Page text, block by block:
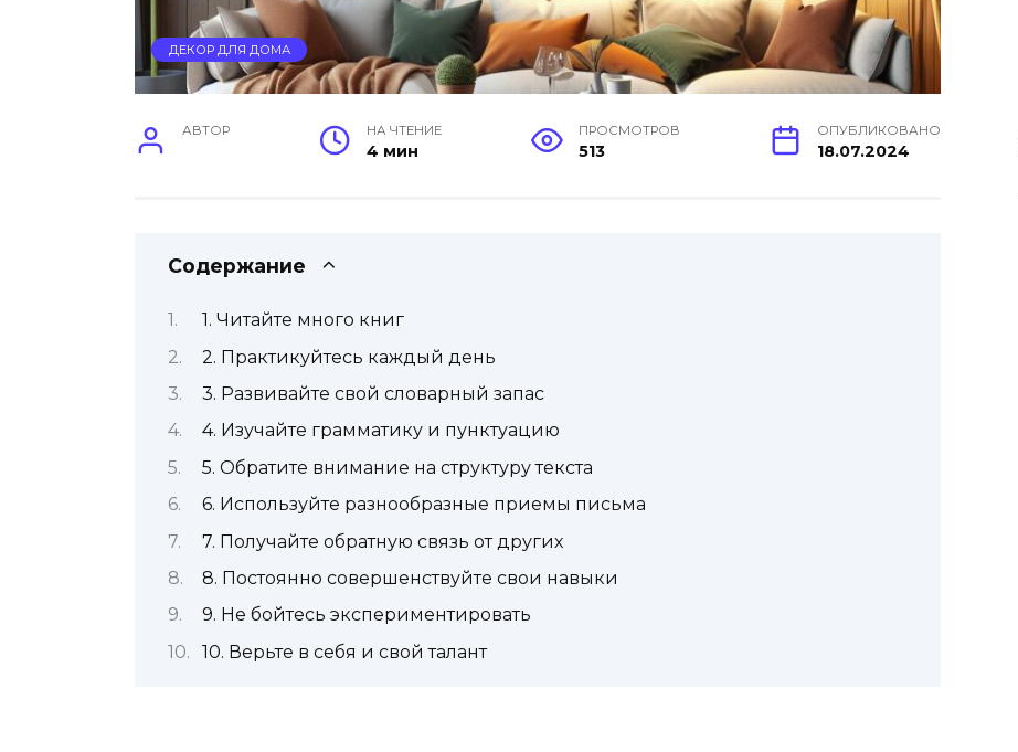
ДЕКОР ДЛЯ ДОМА
АВТОР НА ЧТЕНИЕ
4 мин
ПРОСМОТРОВ
513
ОПУБЛИКОВАНО
18.07.2024
Содержание
1. Читайте много книг
2. Практикуйтесь каждый день
3. Развивайте свой словарный запас
4. Изучайте грамматику и пунктуацию
5. Обратите внимание на структуру текста
6. Используйте разнообразные приемы письма
7. Получайте обратную связь от других
8. Постоянно совершенствуйте свои навыки
9. Не бойтесь экспериментировать
10. Верьте в себя и свой талант